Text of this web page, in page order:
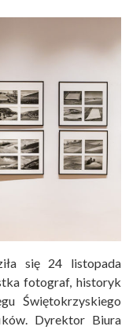
się 24 listopada
fotograf, historyk
Świętokrzyskiego
Dyrektor Biura